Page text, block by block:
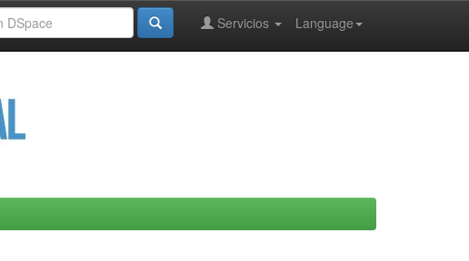
Language
Servicios